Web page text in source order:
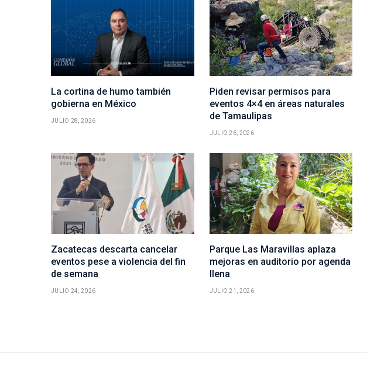
La cortina de humo también
gobierna en México
JULIO 28, 2026
Piden revisar permisos para
eventos 4×4 en áreas naturales
de Tamaulipas
JULIO 26, 2026
Zacatecas descarta cancelar
eventos pese a violencia del fin
de semana
JULIO 24, 2026
Parque Las Maravillas aplaza
mejoras en auditorio por agenda
llena
JULIO 21, 2026